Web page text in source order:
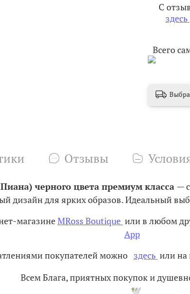
С
здесь
Всего
Отзывы
черного цвета премиум класса —
дизайн для ярких образов. Идеальный
магазинеMRoss Boutique или в любом
App
покупателей можно здесь или на
Всем Блага, приятных покупок и